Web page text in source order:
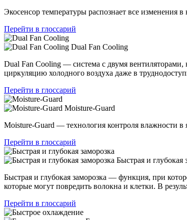
Экосенсор температуры распознает все изменения
Перейти в глоссарий
Dual Fan Cooling
Dual Fan Cooling — система с двумя
циркуляцию холодного воздуха даже в
Перейти в глоссарий
Moisture-Guard
Moisture-Guard — технология контроля влажности
Перейти в глоссарий
Быстрая и глубокая
Быстрая и глубокая заморозка — функция, при
которые могут повредить волокна и клетки. В
Перейти в глоссарий